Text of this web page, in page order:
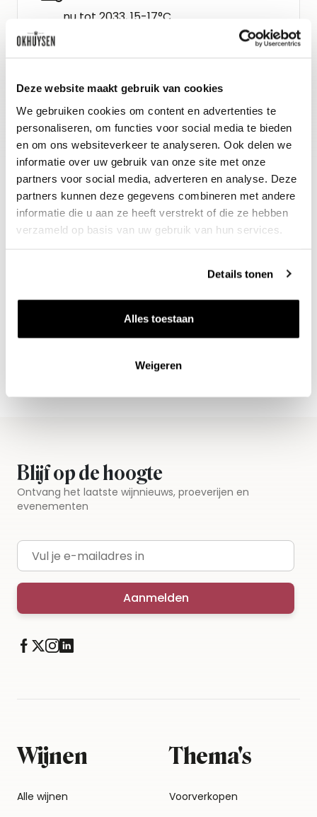
Deze website maakt gebruik van cookies
We gebruiken cookies om content en advertenties te
personaliseren, om functies voor social media te bieden
en om ons websiteverkeer te analyseren. Ook delen we
informatie over uw gebruik van onze site met onze
partners voor social media, adverteren en analyse. Deze
partners kunnen deze gegevens combineren met andere
informatie die u aan ze heeft verstrekt of die ze hebben
verzameld op basis van uw gebruik van hun services.
Details tonen
Alles toestaan
Weigeren
nu tot 2033, 15-17°C
Hazenpeper met stoofpeer en
aadappelpuree.
Alle wijnen direct van de wijnboer
Vandaag voor 12.00 uur besteld, morgen in huis
Gratis thuisbezorgd vanaf €115,00
Blijf op de hoogte
Ontvang het laatste wijnnieuws, proeverijen en
evenementen
E-mailadres
Aanmelden
Wijnen
Alle wijnen
Thema's
Voorverkopen